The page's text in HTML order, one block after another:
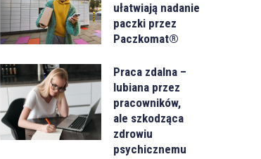
ułatwiają nadanie
paczki przez
Paczkomat®
Praca zdalna –
lubiana przez
pracowników,
ale szkodząca
zdrowiu
psychicznemu